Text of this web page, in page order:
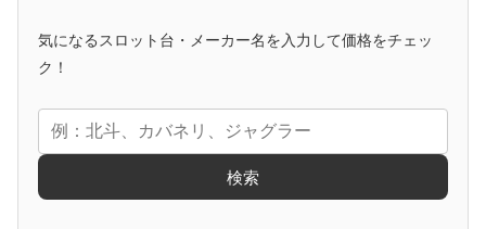
アニメタイアップ
エヴァ コードギアス 化物語 炎炎ノ消防隊
気になるスロット台・メーカー名を入力して価格をチェッ
ク！
検索